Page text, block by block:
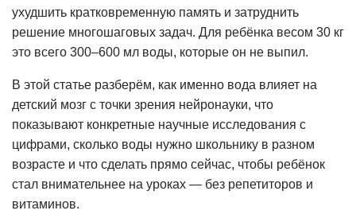
ухудшить кратковременную память и затруднить
решение многошаговых задач. Для ребёнка весом 30 кг
это всего 300–600 мл воды, которые он не выпил.
В этой статье разберём, как именно вода влияет на
детский мозг с точки зрения нейронауки, что
показывают конкретные научные исследования с
цифрами, сколько воды нужно школьнику в разном
возрасте и что сделать прямо сейчас, чтобы ребёнок
стал внимательнее на уроках — без репетиторов и
витаминов.